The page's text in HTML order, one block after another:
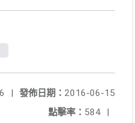
發佈日期： 2016-06-15
|
點擊率： 584 |